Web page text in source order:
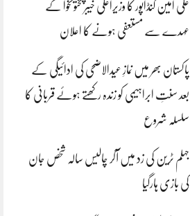
علی امین گنڈاپور کا وزیراعلیٰ خیبرپختونخوا کے
عہدے سے مستعفی ہونے کا اعلان
پاکستان بھر میں نمازِ عیدالاضحی کی ادائیگی کے
بعد سنتِ ابراہیمی کو زندہ رکھتے ہوئے قربانی کا
سلسلہ شروع
جہلم ٹرین کی زد میں آکر چالیس سالہ شخص جان
کی بازی ہارگیا